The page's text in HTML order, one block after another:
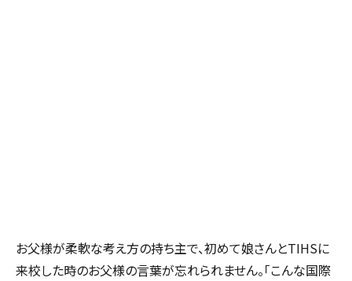
お父様が柔軟な考え方の持ち主で、初めて娘さんとTIHSに
来校した時のお父様の言葉が忘れられません。「こんな国際